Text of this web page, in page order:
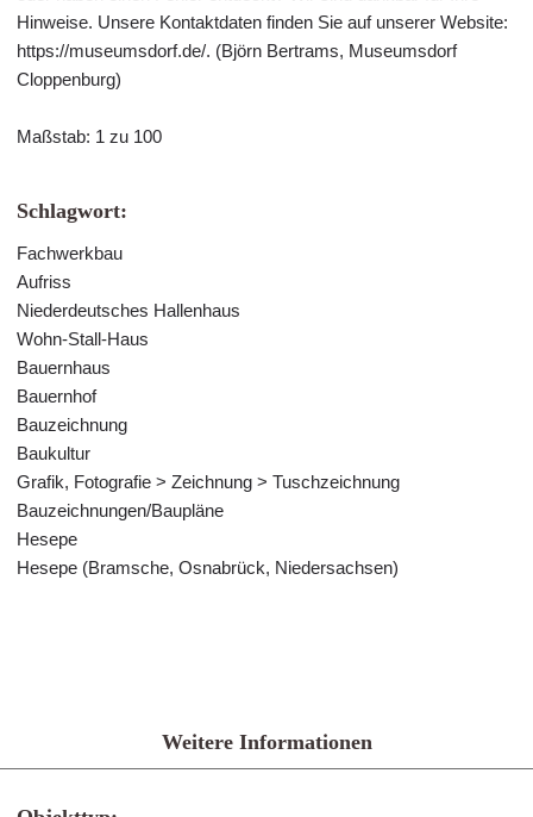
Hinweise. Unsere Kontaktdaten finden Sie auf unserer Website:
https://museumsdorf.de/. (Björn Bertrams, Museumsdorf
Cloppenburg)
Maßstab: 1 zu 100
Schlagwort:
Fachwerkbau
Aufriss
Niederdeutsches Hallenhaus
Wohn-Stall-Haus
Bauernhaus
Bauernhof
Bauzeichnung
Baukultur
Grafik, Fotografie > Zeichnung > Tuschzeichnung
Bauzeichnungen/Baupläne
Hesepe
Hesepe (Bramsche, Osnabrück, Niedersachsen)
Weitere Informationen